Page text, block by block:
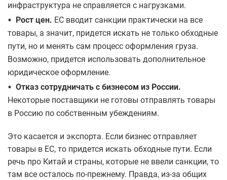
инфраструктура не справляется с нагрузками.
• Рост цен. ЕС вводит санкции практически на все
товары, а значит, придется искать не только обходные
пути, но и менять сам процесс оформления груза.
Возможно, придется использовать дополнительное
юридическое оформление.
• Отказ сотрудничать с бизнесом из России.
Некоторые поставщики не готовы отправлять товары
в Россию по собственным убеждениям.
Это касается и экспорта. Если бизнес отправляет
товары в ЕС, то придется искать обходные пути. Если
речь про Китай и страны, которые не ввели санкции, то
там все осталось по-прежнему. Правда, из-за общих